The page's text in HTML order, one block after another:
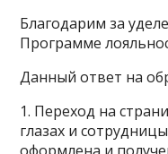
Благодарим за
Программе
Данный ответ на
1. Переход на
глазах и